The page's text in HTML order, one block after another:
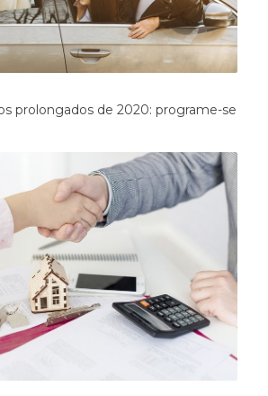
prolongados de 2020: programe-se